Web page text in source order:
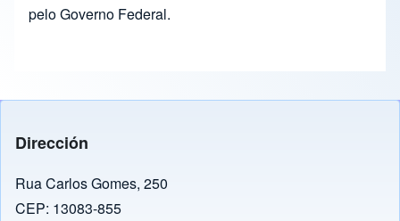
pelo Governo Federal.
Dirección
Rua Carlos Gomes, 250
CEP: 13083-855